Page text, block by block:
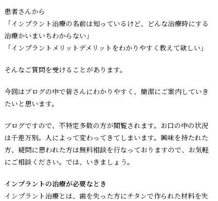
患者さんから
「インプラント治療の名前は知っているけど、どんな治療時にする
治療かいまいちわからない」
「インプラントメリットデメリットをわかりやすく教えて欲しい」
そんなご質問を受けることがあります。
今回はブログの中で皆さんにわかりやすく、簡潔にご案内していき
たいと思います。
ブログですので、不特定多数の方が閲覧されます。お口の中の状況
は千差万別。人によって変わってきてしまいます。興味を持たれた
方、疑問に思われた方は無料相談を行なっておりますので、お気軽
にご相談ください。では、いきましょう。
インプラントの治療が必要なとき
インプラント治療とは、歯を失った方にチタンで作られた材料を失